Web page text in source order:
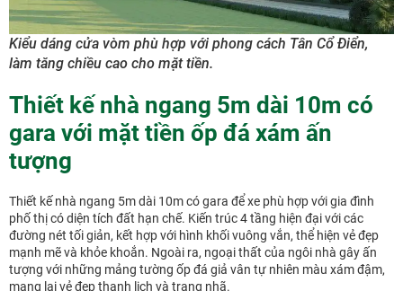
Kiểu dáng cửa vòm phù hợp với phong cách Tân Cổ Điển,
làm tăng chiều cao cho mặt tiền.
Thiết kế nhà ngang 5m dài 10m có
gara với mặt tiền ốp đá xám ấn
tượng
Thiết kế nhà ngang 5m dài 10m có gara để xe phù hợp với gia đình
phố thị có diện tích đất hạn chế. Kiến trúc 4 tầng hiện đại với các
đường nét tối giản, kết hợp với hình khối vuông vắn, thể hiện vẻ đẹp
mạnh mẽ và khỏe khoắn. Ngoài ra, ngoại thất của ngôi nhà gây ấn
tượng với những mảng tường ốp đá giả vân tự nhiên màu xám đậm,
mang lại vẻ đẹp thanh lịch và trang nhã.